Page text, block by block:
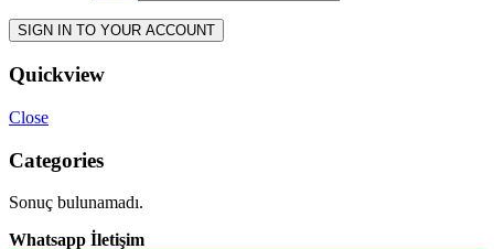
SIGN IN TO YOUR ACCOUNT
Quickview
Close
Categories
Sonuç bulunamadı.
Whatsapp İletişim